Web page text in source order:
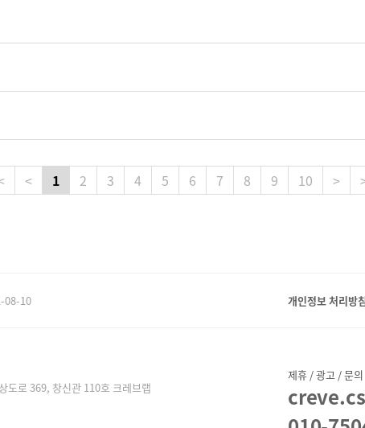
< 1 2 3 4 5 6 7 8 9 10 >
08-10 개인정보 처리방
도로 369, 창신관 110호 크레브랩
제휴 / 광고 / 문의